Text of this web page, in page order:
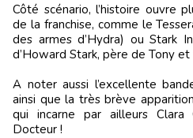
Côté scénario, l’histoire ouvre
de la franchise, comme le
des armes d’Hydra) ou Stark
d’Howard Stark, père de Tony et
A noter aussi l’excellente
ainsi que la très brève
qui incarne par ailleurs Clara
Docteur !